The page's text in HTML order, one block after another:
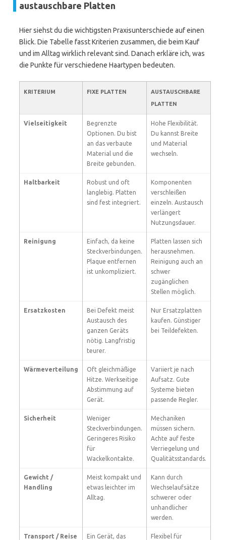
austauschbare Platten
Hier siehst du die wichtigsten Praxisunterschiede auf einen
Blick. Die Tabelle fasst Kriterien zusammen, die beim Kauf
und im Alltag wirklich relevant sind. Danach erkläre ich, was
die Punkte für verschiedene Haartypen bedeuten.
KRITERIUM FIXE PLATTEN
AUSTAUSCHBARE
PLATTEN
Vielseitigkeit
Begrenzte
Optionen. Du bist
an das verbaute
Material und die
Breite gebunden.
Hohe Flexibilität.
Du kannst Breite
und Material
wechseln.
Haltbarkeit
Robust und oft
langlebig. Platten
sind fest integriert.
Komponenten
verschleißen
einzeln. Austausch
verlängert
Nutzungsdauer.
Reinigung
Einfach, da keine
Steckverbindungen.
Plaque entfernen
ist unkompliziert.
Platten lassen sich
herausnehmen.
Reinigung auch an
schwer
zugänglichen
Stellen möglich.
Ersatzkosten
Bei Defekt meist
Austausch des
ganzen Geräts
nötig. Langfristig
teurer.
Nur Ersatzplatten
kaufen. Günstiger
bei Teildefekten.
Wärmeverteilung
Oft gleichmäßige
Hitze. Werkseitige
Abstimmung auf
Gerät.
Variiert je nach
Aufsatz. Gute
Systeme bieten
passende Regler.
Sicherheit
Weniger
Steckverbindungen.
Geringeres Risiko
für
Wackelkontakte.
Mechaniken
müssen sichern.
Achte auf feste
Verriegelung und
Qualitätsstandards.
Gewicht /
Handling
Meist kompakt und
etwas leichter im
Alltag.
Kann durch
Wechselaufsätze
schwerer oder
unhandlicher
werden.
Transport / Reise
Ein Gerät, das
Flexibel für